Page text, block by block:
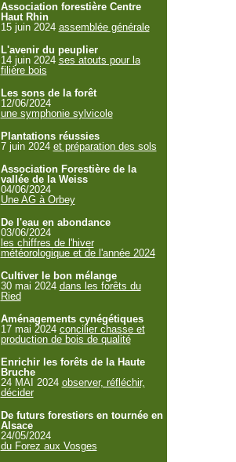
Association forestière Centre
Haut Rhin
15 juin 2024 assemblée générale
L'avenir du peuplier
14 juin 2024 ses atouts pour la
filière bois
Les sons de la forêt
12/06/2024
une symphonie sylvicole
Plantations réussies
7 juin 2024 et préparation des sols
Association Forestière de la
vallée de la Weiss
04/06/2024
Une AG à Orbey
De l'eau en abondance
03/06/2024
les chiffres de l'hiver
météorologique et de l'année 2024
Cultiver le bon mélange
30 mai 2024 dans les forêts du
Ried
Aménagements cynégétiques
17 mai 2024 concilier chasse et
production de bois de qualité
Enrichir les forêts de la Haute
Bruche
24 MAI 2024 observer, réfléchir,
décider
De futurs forestiers en tournée en
Alsace
24/05/2024
du Forez aux Vosges